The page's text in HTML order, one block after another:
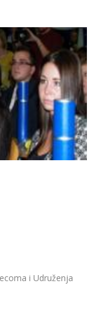
i Udruženja